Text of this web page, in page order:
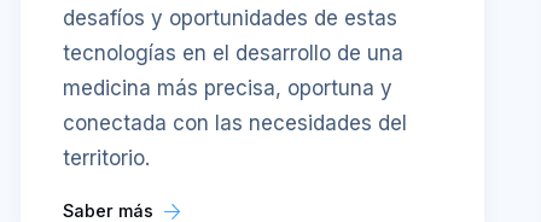
desafíos y oportunidades de estas
tecnologías en el desarrollo de una
medicina más precisa, oportuna y
conectada con las necesidades del
territorio.
Saber más